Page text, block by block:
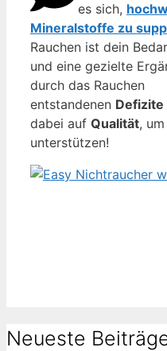
es sich,
Mineralstoffe zu
Rauchen ist dein
und eine gezielte
durch das Rauchen
entstandenen Defizite
dabei auf Qualität,
unterstützen!
Neueste